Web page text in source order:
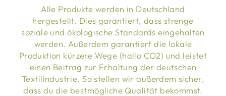
Alle Produkte werden in Deutschland
hergestellt. Dies garantiert, dass strenge
soziale und ökologische Standards eingehalten
werden. Außerdem garantiert die lokale
Produktion kürzere Wege (hallo CO2) und leistet
einen Beitrag zur Erhaltung der deutschen
Textilindustrie. So stellen wir außerdem sicher,
dass du die bestmögliche Qualität bekommst.